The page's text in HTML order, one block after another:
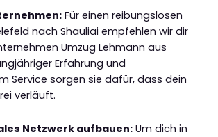
Für einen reibungslosen
nach Shauliai empfehlen wir dir
Umzug Lehmann aus
Erfahrung und
Service sorgen sie dafür, dass dein
verläuft.
Netzwerk aufbauen: Um dich in